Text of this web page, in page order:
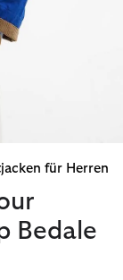
für Herren
Bedale